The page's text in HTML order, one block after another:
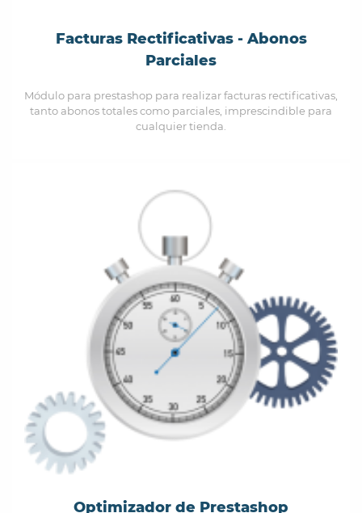
Facturas Rectificativas - Abonos
Parciales
Módulo para prestashop para realizar facturas rectificativas,
tanto abonos totales como parciales, imprescindible para
cualquier tienda.
Optimizador de Prestashop